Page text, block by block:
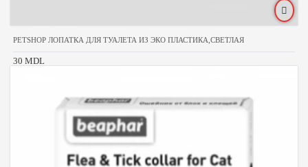
PETSHOP ЛОПАТКА ДЛЯ ТУАЛЕТА ИЗ ЭКО ПЛАСТИКА,СВЕТЛАЯ
30 MDL